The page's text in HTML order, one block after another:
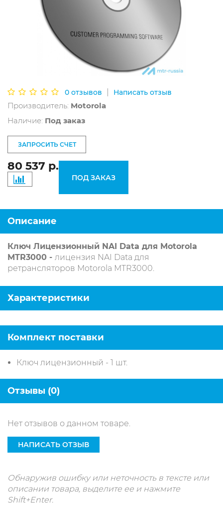
0 отзывов Написать отзыв
Производитель: Motorola
Наличие: Под заказ
ЗАПРОСИТЬ СЧЕТ
80 537 р.
ПОД ЗАКАЗ
Описание
Ключ Лицензионный NAI Data для Motorola
MTR3000 - лицензия NAI Data для
ретрансляторов Motorola MTR3000.
Характеристики
Комплект поставки
Ключ лицензионный - 1 шт.
Отзывы (0)
Нет отзывов о данном товаре.
НАПИСАТЬ ОТЗЫВ
Обнаружив ошибку или неточность в тексте или
описании товара, выделите ее и нажмите
Shift+Enter.